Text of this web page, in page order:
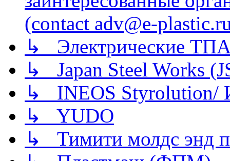
(contact adv@e-
↳ Электрические
↳ Japan Steel Works
↳ INEOS
↳ YUDO
↳ Тимити молдс энд